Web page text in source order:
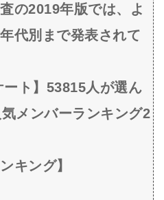
の2019年版では、よ
代別まで発表されて
ート】53815人が選ん
メンバーランキング2
キング】